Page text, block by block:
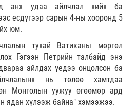
анх удаа айлчлал хийх ба
есдүгээр сарын 4-ны хооронд 5
юм.
тухай Ватиканы мөргөл
Гэгээн Петрийн талбайд энэ
айлдах үедээ онцолсон ба
нь төлөө хамтдаа
Монголын уужуу өгөөмөр ард
ядан хүлээж байна" хэмээжээ.